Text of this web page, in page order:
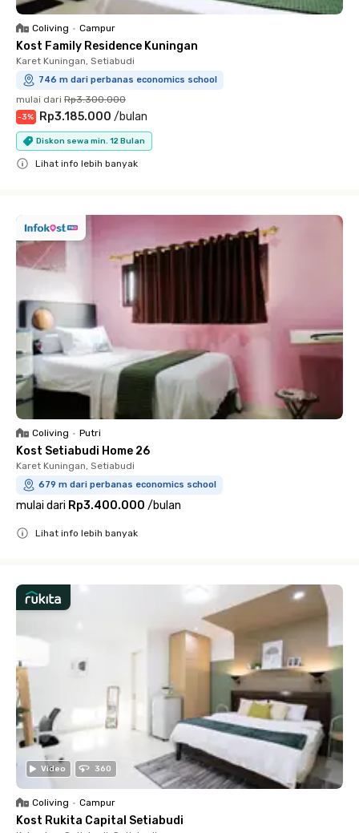
Coliving • Campur
Kost Family Residence Kuningan
Karet Kuningan, Setiabudi
746 m dari perbanas economics school
mulai dari Rp3.300.000
-3% Rp3.185.000 /bulan
Diskon sewa min. 12 Bulan
Lihat info lebih banyak
Coliving • Putri
Kost Setiabudi Home 26
Karet Kuningan, Setiabudi
679 m dari perbanas economics school
mulai dari Rp3.400.000 /bulan
Lihat info lebih banyak
Video 360
Coliving • Campur
Kost Rukita Capital Setiabudi